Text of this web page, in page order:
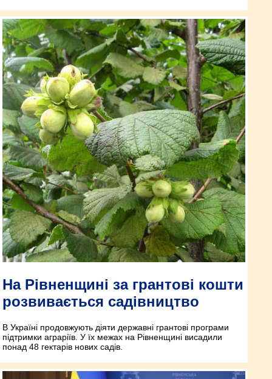
На Рівненщині за грантові кошти
розвивається садівництво
В Україні продовжують діяти державні грантові програми
підтримки аграріїв. У їх межах на Рівненщині висадили
понад 48 гектарів нових садів.